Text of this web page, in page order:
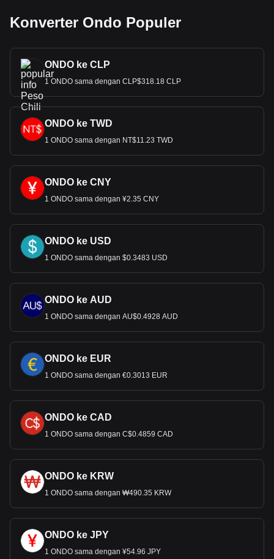
Konverter Ondo Populer
ONDO ke CLP
1 ONDO sama dengan CLP$318.18 CLP
ONDO ke TWD
1 ONDO sama dengan NT$11.23 TWD
ONDO ke CNY
1 ONDO sama dengan ¥2.35 CNY
ONDO ke USD
1 ONDO sama dengan $0.3483 USD
ONDO ke AUD
1 ONDO sama dengan AU$0.4928 AUD
ONDO ke EUR
1 ONDO sama dengan €0.3013 EUR
ONDO ke CAD
1 ONDO sama dengan C$0.4859 CAD
ONDO ke KRW
1 ONDO sama dengan ₩490.35 KRW
ONDO ke JPY
1 ONDO sama dengan ¥54.96 JPY